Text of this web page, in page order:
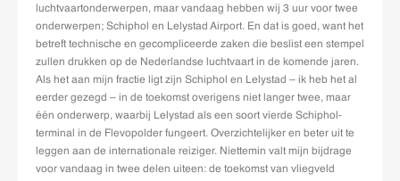
luchtvaartonderwerpen, maar vandaag hebben wij 3 uur voor twee
onderwerpen; Schiphol en Lelystad Airport. En dat is goed, want het
betreft technische en gecompliceerde zaken die beslist een stempel
zullen drukken op de Nederlandse luchtvaart in de komende jaren.
Als het aan mijn fractie ligt zijn Schiphol en Lelystad – ik heb het al
eerder gezegd – in de toekomst overigens niet langer twee, maar
één onderwerp, waarbij Lelystad als een soort vierde Schiphol-
terminal in de Flevopolder fungeert. Overzichtelijker en beter uit te
leggen aan de internationale reiziger. Niettemin valt mijn bijdrage
voor vandaag in twee delen uiteen: de toekomst van vliegveld